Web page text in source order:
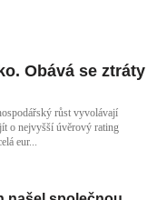
Obává se ztráty
růst vyvolávají
o nejvyšší úvěrový rating
eur...